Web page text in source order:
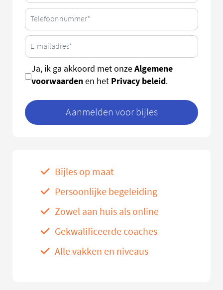
Ja, ik ga akkoord met onzeAlgemene
voorwaardenen het Privacy beleid.
Aanmelden voor bijles
Bijles op maat
Persoonlijke begeleiding
Zowel aan huis als online
Gekwalificeerde coaches
Alle vakken en niveaus